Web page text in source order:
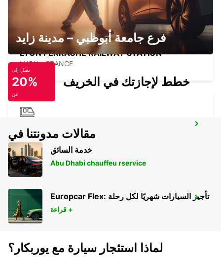
LYON PERRACHE RAILWAY STATION
LYON - FRANCE
LYON PART-DIEU RAILWAY STATION
LYON - FRANCE
LYON VENISSIEUX
VENISSIEUX - FRANCE
فرع جامعة أبوظبي – مدينة زايد
يصل إلى
20%
عن
خطط لإجازتك في الخريف
مقالات مدونتنا في
خدمة السائق
Abu Dhabi chauffeu rservice
Europcar Flex: تأجير السيارات شهريًا لكل رحلة
قراءة +
لماذا استئجار سيارة مع يوربكار؟